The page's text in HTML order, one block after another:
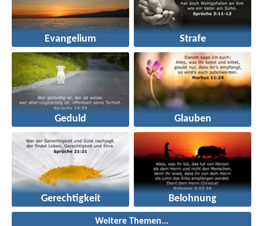
Evangelium Strafe
Geduld Glauben
Gerechtigkeit Belohnung
Weitere Themen...